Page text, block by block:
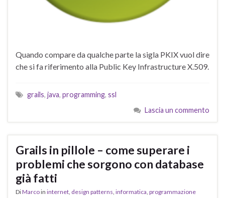
Quando compare da qualche parte la sigla PKIX vuol dire
che si fa riferimento alla Public Key Infrastructure X.509.
grails, java, programming, ssl
Lascia un commento
Grails in pillole – come superare i
problemi che sorgono con database
già fatti
DiMarcoin internet, design patterns, informatica, programmazione